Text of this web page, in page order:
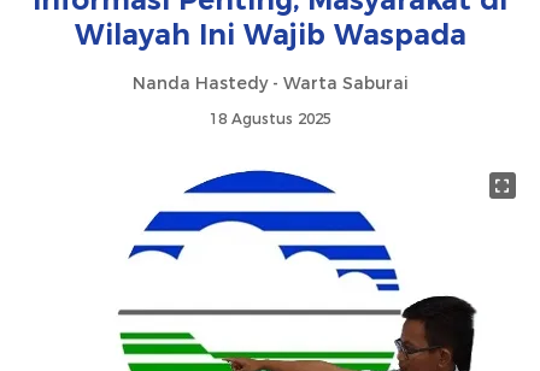
Wilayah Ini Wajib Waspada
Nanda Hastedy - Warta Saburai
18 Agustus 2025